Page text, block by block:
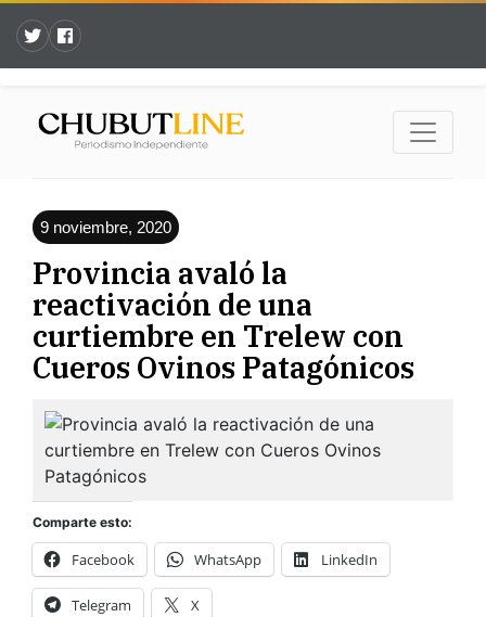
9 noviembre, 2020
Provincia avaló la
reactivación de una
curtiembre en Trelew con
Cueros Ovinos Patagónicos
Comparte esto:
Facebook WhatsApp LinkedIn
Telegram X